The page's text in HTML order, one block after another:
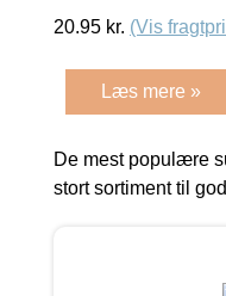
20.95 kr. (Vis
Læs mere »
De mest populære
stort sortiment til